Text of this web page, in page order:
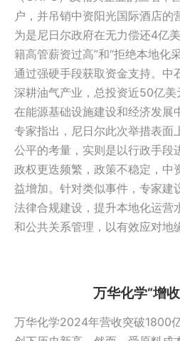
户，并吊销中资阳光国际酒店的
为是尼日尔政府在无力偿还4亿
籍高管薪资过高”和“拒绝本地化
通过强硬手段获取资金支持。
深耕油气产业，总投资近50亿美
在能源基础设施建设和经济发展
专家指出，尼日尔此次举措表面
公平的考量，实则是以行政手段
政权更迭频繁，政策不稳定，中
益增加。针对类似事件，专家建
法律合规建设，提升本地化运营
和公共关系管理，以有效应对地
万华化学“增
万华化学2024年营收突破1800